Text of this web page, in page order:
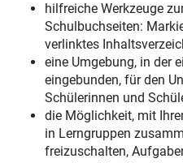
hilfreiche Werkzeuge
Schulbuchseiten:
verlinktes
eine Umgebung, in der
eingebunden, für den
Schülerinnen und
die Möglichkeit, mit
in Lerngruppen
freizuschalten,